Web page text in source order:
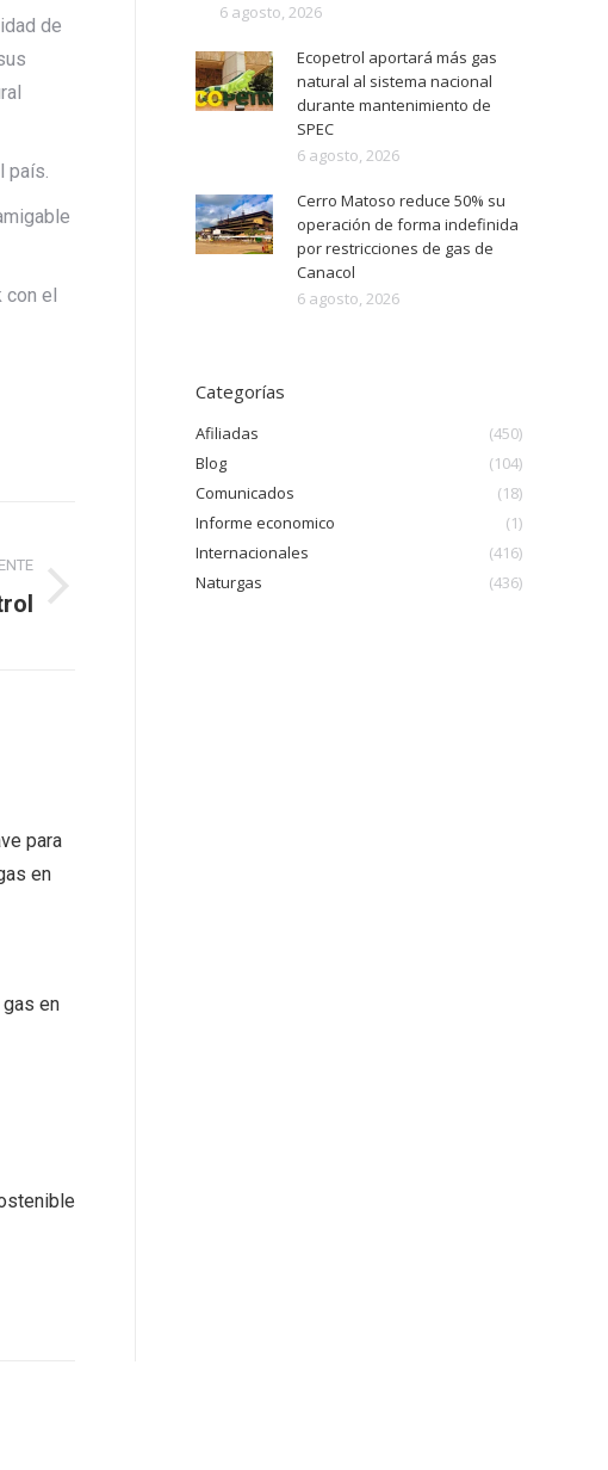
de
país.
con el
para
en
en
6 agosto, 2026
Ecopetrol aportará más gas
natural al sistema nacional
durante mantenimiento de
SPEC
6 agosto, 2026
Cerro Matoso reduce 50% su
operación de forma indefinida
por restricciones de gas de
Canacol
6 agosto, 2026
Categorías
Afiliadas
(450)
Blog
(104)
Comunicados
(18)
Informe economico
(1)
Internacionales
(416)
Naturgas
(436)